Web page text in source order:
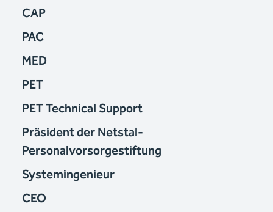
CAP
PAC
MED
PET
PET Technical Support
Präsident der Netstal-
Personalvorsorgestiftung
Systemingenieur
CEO